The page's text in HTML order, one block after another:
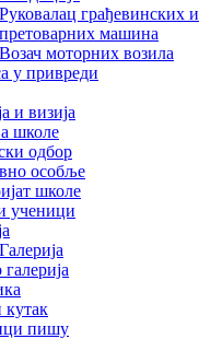
Руковалац грађевинских и
претоварних машина
Возач моторних возила
у привреди
и визија
школе
одбор
особље
школе
ученици
кутак
пишу